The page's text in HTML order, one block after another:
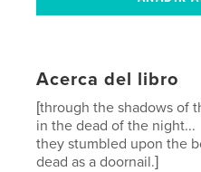
Acerca del libro
[through the shadows of
in the dead of the night...
they stumbled upon the
dead as a doornail.]